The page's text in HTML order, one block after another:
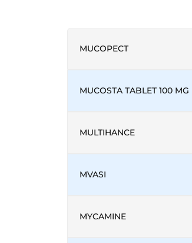
MUCOPECT
MUCOSTA TABLET 100 MG
MULTIHANCE
MVASI
MYCAMINE